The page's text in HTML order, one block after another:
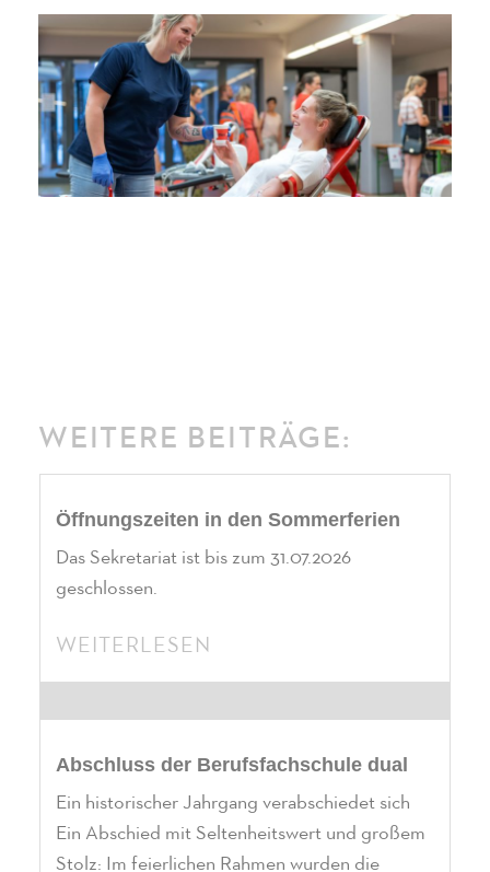
WEITERE BEITRÄGE:
Öffnungszeiten in den Sommerferien
Das Sekretariat ist bis zum 31.07.2026
geschlossen.
WEITERLESEN
Abschluss der Berufsfachschule dual
Ein historischer Jahrgang verabschiedet sich
Ein Abschied mit Seltenheitswert und großem
Stolz: Im feierlichen Rahmen wurden die